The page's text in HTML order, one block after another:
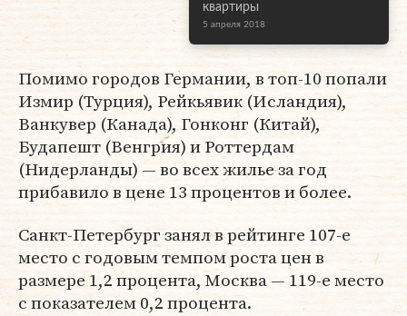
квартиры
5 апреля 2018
Помимо городов Германии, в топ-10 попали
Измир (Турция), Рейкьявик (Исландия),
Ванкувер (Канада), Гонконг (Китай),
Будапешт (Венгрия) и Роттердам
(Нидерланды) — во всех жилье за год
прибавило в цене 13 процентов и более.
Санкт-Петербург занял в рейтинге 107-е
место с годовым темпом роста цен в
размере 1,2 процента, Москва — 119-е место
с показателем 0,2 процента.